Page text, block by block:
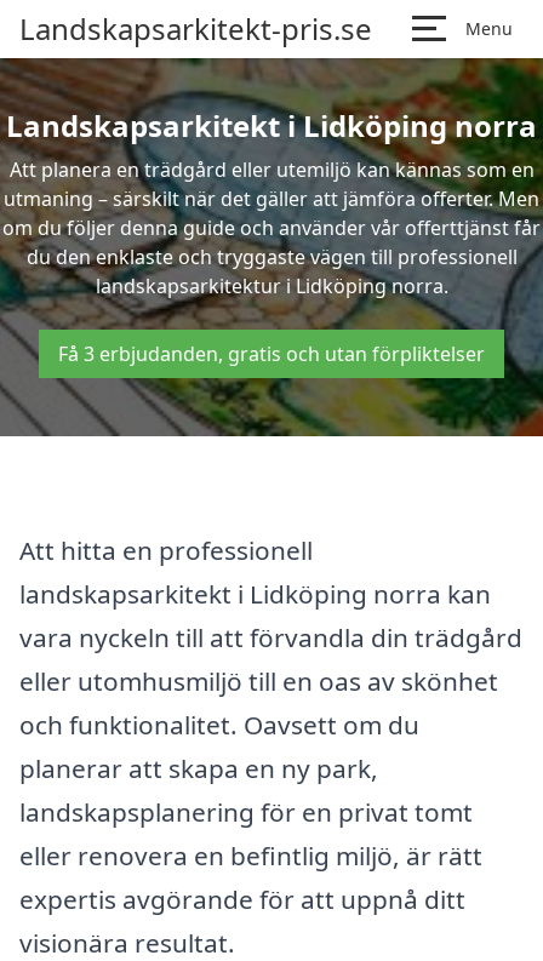
Landskapsarkitekt-pris.se Menu
Landskapsarkitekt i Lidköping norra
Att planera en trädgård eller utemiljö kan kännas som en
utmaning – särskilt när det gäller att jämföra offerter. Men
om du följer denna guide och använder vår offerttjänst får
du den enklaste och tryggaste vägen till professionell
landskapsarkitektur i Lidköping norra.
Få 3 erbjudanden, gratis och utan förpliktelser
Att hitta en professionell
landskapsarkitekt i Lidköping norra kan
vara nyckeln till att förvandla din trädgård
eller utomhusmiljö till en oas av skönhet
och funktionalitet. Oavsett om du
planerar att skapa en ny park,
landskapsplanering för en privat tomt
eller renovera en befintlig miljö, är rätt
expertis avgörande för att uppnå ditt
visionära resultat.